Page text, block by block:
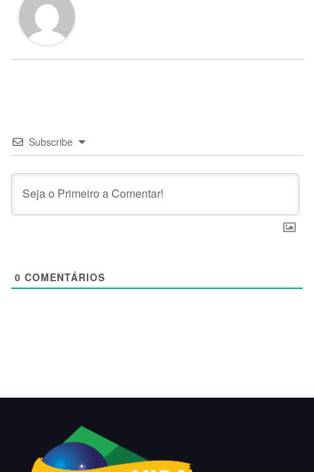
Subscribe
0 COMENTÁRIOS